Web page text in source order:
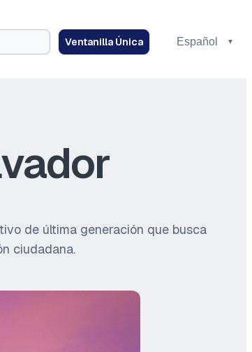
Ventanilla Única
de última generación que busca
ciudadana.